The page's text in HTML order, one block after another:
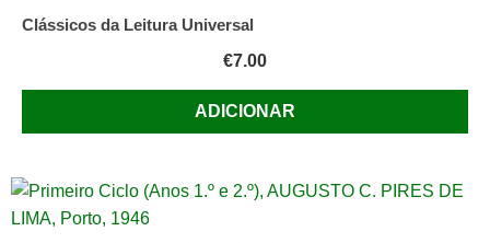
Clássicos da Leitura Universal
€7.00
ADICIONAR